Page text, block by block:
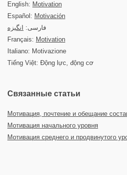
English: Motivation
Español: Motivación
فارسی:
انگیزه
Français: Motivation
Italiano: Motivazione
Tiếng Việt: Động lực, động cơ
Связанные статьи
Мотивация, почтение и обещание
Мотивация начального уровня
Мотивация среднего и продвинутого